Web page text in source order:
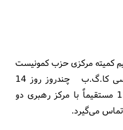
کمیته مرکزی حزب کمونیست
اتحاد جماهیر شوروی، ایستگاه رزیدنسی کا.گ.ب چندروز روز 14
فوریه 1979 مطابق با 25 بهمن 1357 مستقیماً با مرکز رهبری دو
می‌گیرد.